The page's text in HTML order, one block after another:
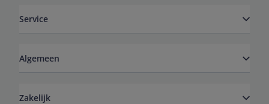
Service
Algemeen
Zakelijk